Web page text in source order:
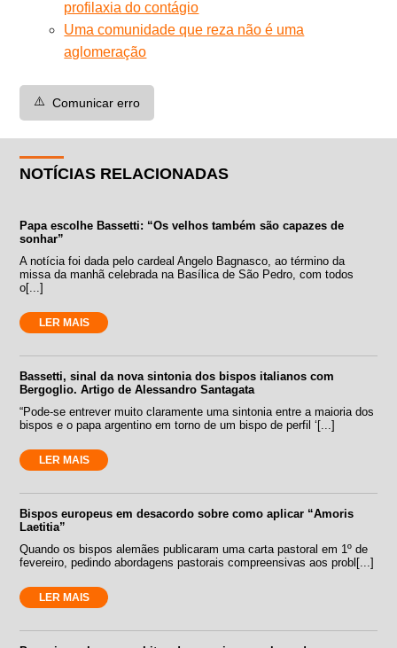
profilaxia do contágio
Uma comunidade que reza não é uma
aglomeração
⚠️ Comunicar erro
NOTÍCIAS RELACIONADAS
Papa escolhe Bassetti: “Os velhos também são capazes de
sonhar”
A notícia foi dada pelo cardeal Angelo Bagnasco, ao término da
missa da manhã celebrada na Basílica de São Pedro, com todos
o[...]
LER MAIS
Bassetti, sinal da nova sintonia dos bispos italianos com
Bergoglio. Artigo de Alessandro Santagata
“Pode-se entrever muito claramente uma sintonia entre a maioria dos
bispos e o papa argentino em torno de um bispo de perfil ‘[...]
LER MAIS
Bispos europeus em desacordo sobre como aplicar “Amoris
Laetitia”
Quando os bispos alemães publicaram uma carta pastoral em 1º de
fevereiro, pedindo abordagens pastorais compreensivas aos probl[...]
LER MAIS